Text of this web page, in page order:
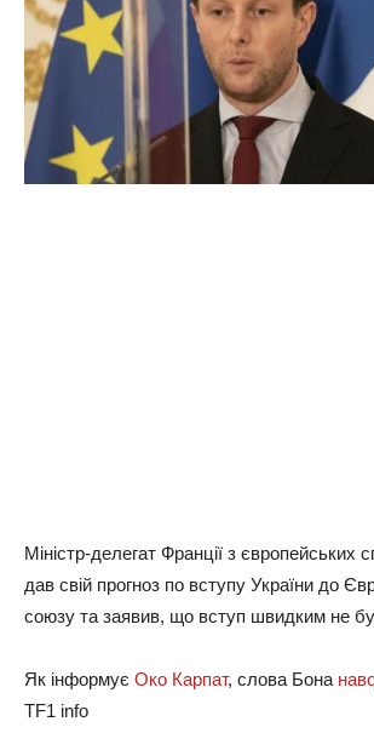
Міністр-делегат Франції з європейських
дав свій прогноз по вступу України до
союзу та заявив, що вступ швидким не
Як інформує Око Карпат, слова Бона
TF1 info